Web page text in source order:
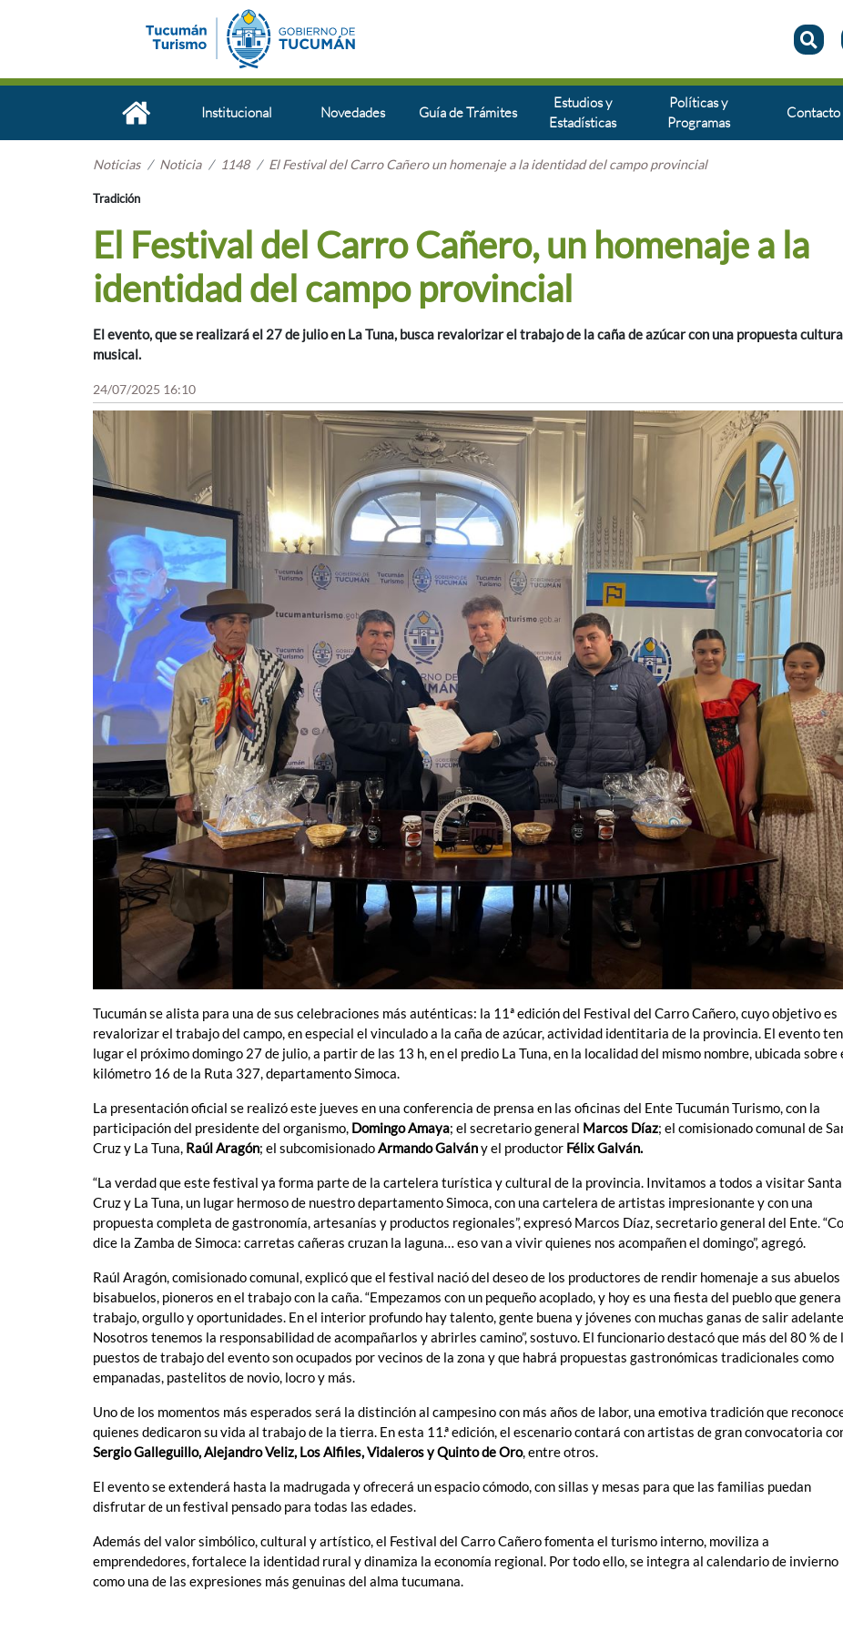
Institucional Novedades Guía de Trámites
Estudios y
Estadísticas
Políticas y
Programas
Contacto
Noticias Noticia 1148 El Festival del Carro Cañero un homenaje a la identidad del campo provincial
Tradición
El Festival del Carro Cañero, un homenaje a la
identidad del campo provincial
El evento, que se realizará el 27 de julio en La Tuna, busca revalorizar el trabajo de la caña de azúcar con una propuesta
musical.
24/07/2025 16:10
Tucumán se alista para una de sus celebraciones más auténticas: la 11ª edición del Festival del Carro Cañero, cuyo objetivo es
revalorizar el trabajo del campo, en especial el vinculado a la caña de azúcar, actividad identitaria de la provincia. El evento
lugar el próximo domingo 27 de julio, a partir de las 13 h, en el predio La Tuna, en la localidad del mismo nombre, ubicada sobre
kilómetro 16 de la Ruta 327, departamento Simoca.
La presentación oficial se realizó este jueves en una conferencia de prensa en las oficinas del Ente Tucumán Turismo, con la
participación del presidente del organismo, Domingo Amaya; el secretario general Marcos Díaz; el comisionado comunal de
Cruz y La Tuna, Raúl Aragón; el subcomisionadoArmando Galvány el productor Félix Galván.
“La verdad que este festival ya forma parte de la cartelera turística y cultural de la provincia. Invitamos a todos a visitar Santa
Cruz y La Tuna, un lugar hermoso de nuestro departamento Simoca, con una cartelera de artistas impresionante y con una
propuesta completa de gastronomía, artesanías y productos regionales”, expresó Marcos Díaz, secretario general del Ente.
dice la Zamba de Simoca: carretas cañeras cruzan la laguna… eso van a vivir quienes nos acompañen el domingo”, agregó.
Raúl Aragón, comisionado comunal, explicó que el festival nació del deseo de los productores de rendir homenaje a sus abuelos
bisabuelos, pioneros en el trabajo con la caña. “Empezamos con un pequeño acoplado, y hoy es una fiesta del pueblo que genera
trabajo, orgullo y oportunidades. En el interior profundo hay talento, gente buena y jóvenes con muchas ganas de salir
Nosotros tenemos la responsabilidad de acompañarlos y abrirles camino”, sostuvo. El funcionario destacó que más del 80 % de
puestos de trabajo del evento son ocupados por vecinos de la zona y que habrá propuestas gastronómicas tradicionales como
empanadas, pastelitos de novio, locro y más.
Uno de los momentos más esperados será la distinción al campesino con más años de labor, una emotiva tradición que
quienes dedicaron su vida al trabajo de la tierra. En esta 11.ª edición, el escenario contará con artistas de gran convocatoria
Sergio Galleguillo, Alejandro Veliz, Los Alfiles, Vidaleros y Quinto de Oro, entre otros.
El evento se extenderá hasta la madrugada y ofrecerá un espacio cómodo, con sillas y mesas para que las familias puedan
disfrutar de un festival pensado para todas las edades.
Además del valor simbólico, cultural y artístico, el Festival del Carro Cañero fomenta el turismo interno, moviliza a
emprendedores, fortalece la identidad rural y dinamiza la economía regional. Por todo ello, se integra al calendario de invierno
como una de las expresiones más genuinas del alma tucumana.